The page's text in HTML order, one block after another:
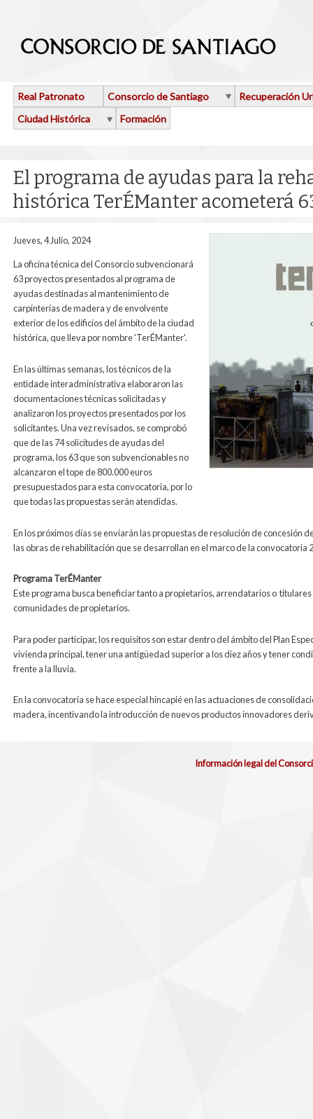
Real Patronato Consorcio de Santiago
Recuperación
Ciudad Histórica
Formación
El programa de ayudas para la
histórica TerÉManter acometerá
Jueves, 4 Julio, 2024
La oficina técnica del Consorcio subvencionará
63 proyectos presentados al programa de
ayudas destinadas al mantenimiento de
carpinterías de madera y de envolvente
exterior de los edificios del ámbito de la ciudad
histórica, que lleva por nombre 'TerÉManter'.
En las últimas semanas, los técnicos de la
entidade interadministrativa elaboraron las
documentaciones técnicas solicitadas y
analizaron los proyectos presentados por los
solicitantes. Una vez revisados, se comprobó
que de las 74 solicitudes de ayudas del
programa, los 63 que son subvencionables no
alcanzaron el tope de 800.000 euros
presupuestados para esta convocatoria, por lo
que todas las propuestas serán atendidas.
En los próximos días se enviarán las propuestas de resolución de concesión
las obras de rehabilitación que se desarrollan en el marco de la convocatoria
Programa TerÉManter
Este programa busca beneficiar tanto a propietarios, arrendatarios o
comunidades de propietarios.
Para poder participar, los requisitos son estar dentro del ámbito del Plan
vivienda principal, tener una antigüedad superior a los diez años y tener
frente a la lluvia.
En la convocatoria se hace especial hincapié en las actuaciones de
madera, incentivando la introducción de nuevos productos innovadores
Información legal del